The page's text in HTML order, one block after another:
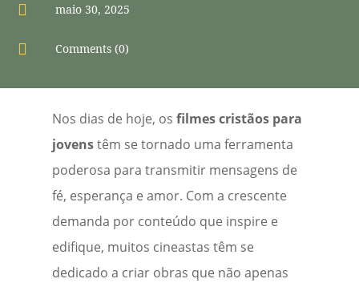
 maio 30, 2025
 Comments (0)
Nos dias de hoje, os filmes cristãos para
jovenstêm se tornado uma ferramenta
poderosa para transmitir mensagens de
fé, esperança e amor. Com a crescente
demanda por conteúdo que inspire e
edifique, muitos cineastas têm se
dedicado a criar obras que não apenas